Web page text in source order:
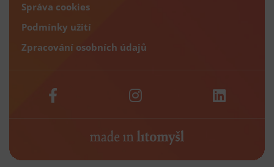
Správa cookies
Podmínky užití
Zpracování osobních údajů